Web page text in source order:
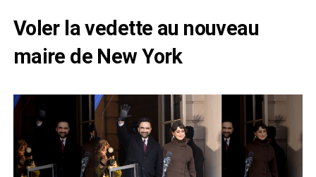
Voler la vedette au nouveau
maire de New York